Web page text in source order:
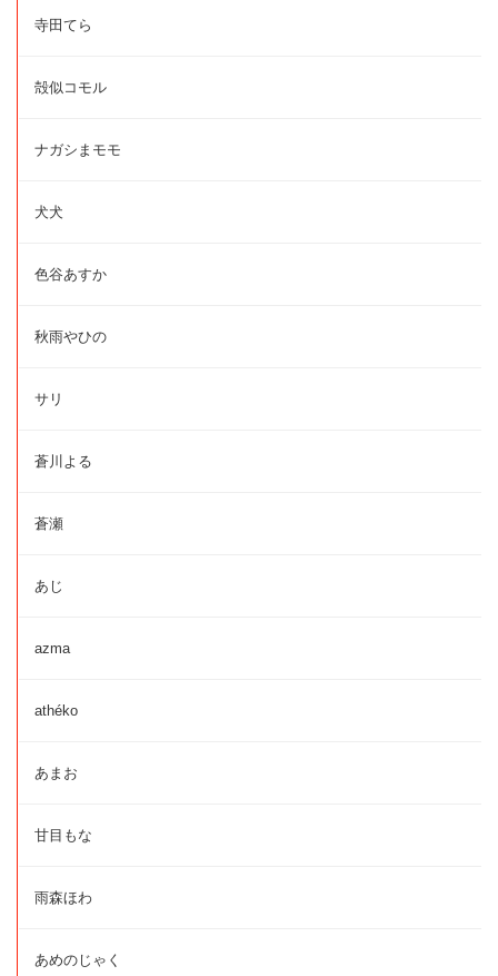
寺田てら
殻似コモル
ナガシまモモ
犬犬
色谷あすか
秋雨やひの
サリ
蒼川よる
蒼瀬
あじ
azma
athéko
あまお
甘目もな
雨森ほわ
あめのじゃく